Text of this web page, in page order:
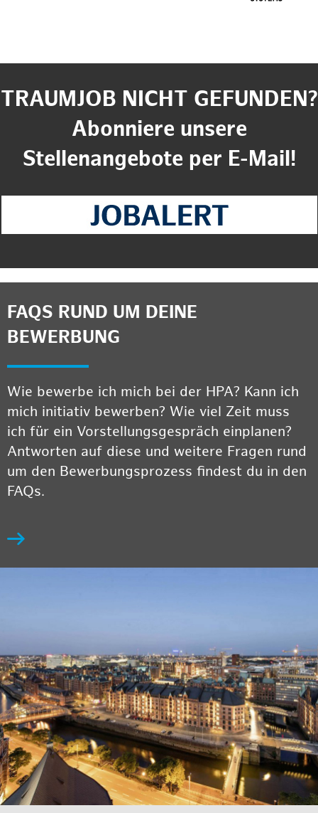
TRAUMJOB NICHT GEFUNDEN?
Abonniere unsere
Stellenangebote per E-Mail!
FAQS RUND UM DEINE
BEWERBUNG
Wie bewerbe ich mich bei der HPA? Kann ich
mich initiativ bewerben? Wie viel Zeit muss
ich für ein Vorstellungsgespräch einplanen?
Antworten auf diese und weitere Fragen rund
um den Bewerbungsprozess findest du in den
FAQs.